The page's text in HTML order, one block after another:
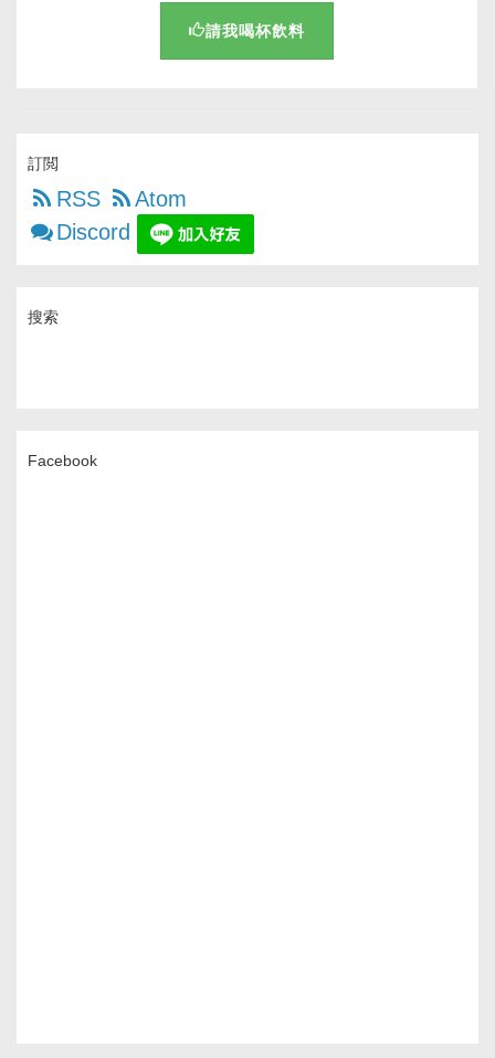
請我喝杯飲料
訂閲
RSS
Atom
Discord
搜索
Facebook